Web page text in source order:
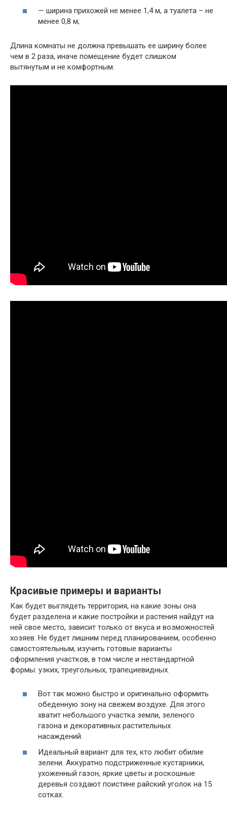
— ширина прихожей не менее 1,4 м, а туалета – не
менее 0,8 м;
Длина комнаты не должна превышать ее ширину более
чем в 2 раза, иначе помещение будет слишком
вытянутым и не комфортным.
Красивые примеры и варианты
Как будет выглядеть территория, на какие зоны она
будет разделена и какие постройки и растения найдут на
ней свое место, зависит только от вкуса и возможностей
хозяев. Не будет лишним перед планированием, особенно
самостоятельным, изучить готовые варианты
оформления участков, в том числе и нестандартной
формы: узких, треугольных, трапециевидных.
Вот так можно быстро и оригинально оформить
обеденную зону на свежем воздухе. Для этого
хватит небольшого участка земли, зеленого
газона и декоративных растительных
насаждений.
Идеальный вариант для тех, кто любит обилие
зелени. Аккуратно подстриженные кустарники,
ухоженный газон, яркие цветы и роскошные
деревья создают поистине райский уголок на 15
сотках.